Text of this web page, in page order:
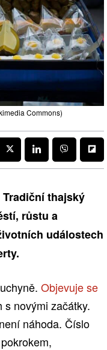
Commons)
thajský
růstu a
událostech
Objevuje se
novými začátky.
náhoda. Číslo